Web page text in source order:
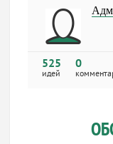
525
идей
0